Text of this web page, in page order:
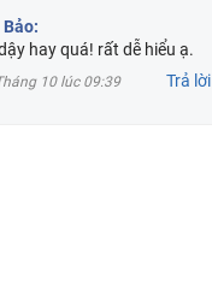
Bảo:
hay quá! rất dễ hiểu ạ.
10 lúc 09:39 Trả lời